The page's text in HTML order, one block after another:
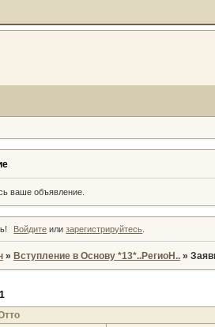
ваше объявление.
Войдите илизарегистрируйтесь
» Вступление в Основу *13*..РегиоН.. »
1